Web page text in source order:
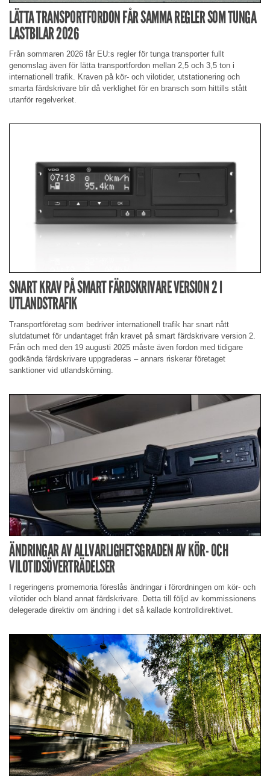
LÄTTA TRANSPORTFORDON FÅR SAMMA REGLER SOM TUNGA
LASTBILAR 2026
Från sommaren 2026 får EU:s regler för tunga transporter fullt
genomslag även för lätta transportfordon mellan 2,5 och 3,5 ton i
internationell trafik. Kraven på kör- och vilotider, utstationering och
smarta färdskrivare blir då verklighet för en bransch som hittills stått
utanför regelverket.
SNART KRAV PÅ SMART FÄRDSKRIVARE VERSION 2 I
UTLANDSTRAFIK
Transportföretag som bedriver internationell trafik har snart nått
slutdatumet för undantaget från kravet på smart färdskrivare version 2.
Från och med den 19 augusti 2025 måste även fordon med tidigare
godkända färdskrivare uppgraderas – annars riskerar företaget
sanktioner vid utlandskörning.
ÄNDRINGAR AV ALLVARLIGHETSGRADEN AV KÖR- OCH
VILOTIDSÖVERTRÄDELSER
I regeringens promemoria föreslås ändringar i förordningen om kör- och
vilotider och bland annat färdskrivare. Detta till följd av kommissionens
delegerade direktiv om ändring i det så kallade kontrolldirektivet.